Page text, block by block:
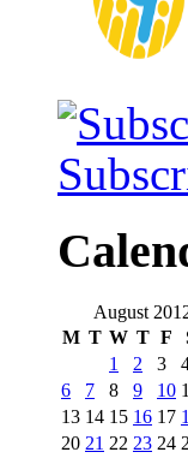
August
M T W T F
1
2 3
6
7 8 9 10
13 14 15 16 17
20 21 22 23 24